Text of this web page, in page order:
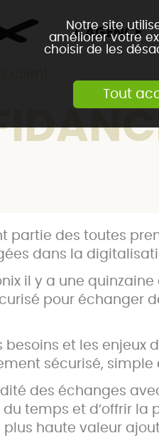
Notre site
améliorer votre
choisir de les
Tout
L'AGENCE
partie des toutes
dans la
il y a une
pour échanger
besoins et les enjeux
sécurisé,
des échanges
temps et d’offrir la
plus haute valeur